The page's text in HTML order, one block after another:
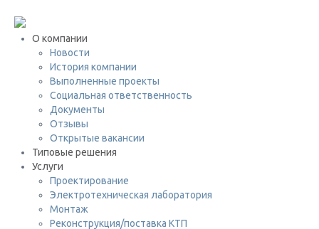
О компании
Новости
История компании
Выполненные проекты
Социальная ответственность
Документы
Отзывы
Открытые вакансии
Типовые решения
Услуги
Проектирование
Электротехническая лаборатория
Монтаж
Реконструкция/поставка КТП